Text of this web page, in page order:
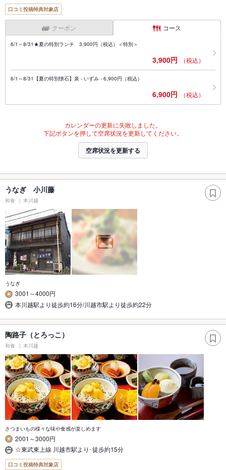
口コミ投稿特典対象店
クーポン コース
6/1～8/31★夏の特別ランチ 3,900円（税込）＜特別＞
3,900円 （税込）
6/1～8/31【夏の特別懐石】泉 - いずみ - 6,900円（税込）
6,900円 （税込）
カレンダーの更新に失敗しました。
下記ボタンを押して空席状況を更新してください。
空席状況を更新する
うなぎ 小川藤
和食 本川越
うなぎ
3001～4000円
本川越駅より徒歩約16分/川越市駅より徒歩約22分
陶路子（とろっこ）
和食 本川越
さつまいもの様々な味や食感が楽しめます
2001～3000円
☆東武東上線 川越市駅より･徒歩約15分
口コミ投稿特典対象店